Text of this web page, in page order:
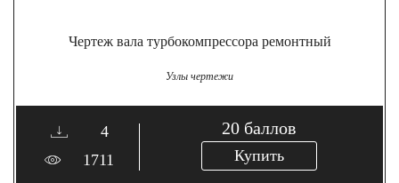
Чертеж вала турбокомпрессора ремонтный
Узлы чертежи
4
1711
20 баллов
Купить